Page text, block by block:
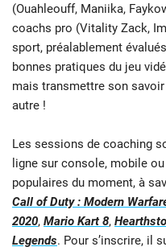
(Ouahleouff, Maniika,
coachs pro (Vitality Zack,
sport, préalablement
bonnes pratiques du jeu
mais transmettre son
autre !
Les sessions de coaching
ligne sur console, mobile
populaires du moment, à
Call of Duty : Modern
2020, Mario Kart 8,
Legends. Pour s’inscrire, il